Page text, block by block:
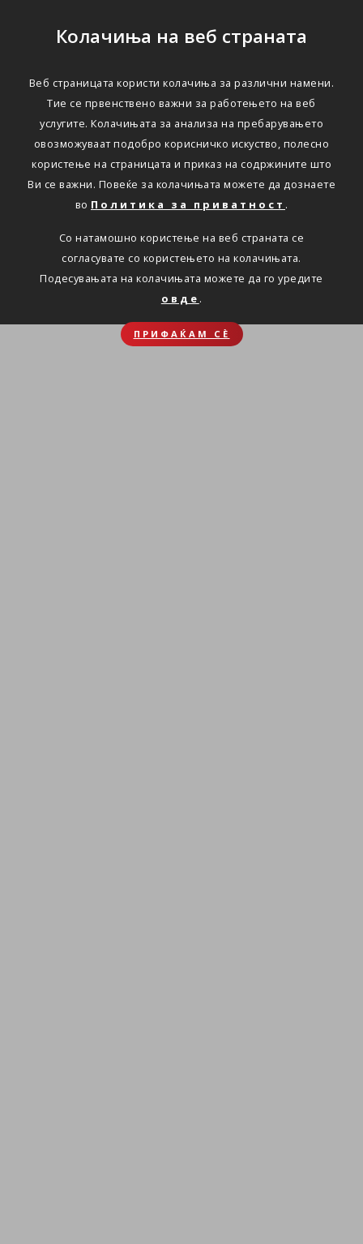
Колачиња на веб страната
Веб страницата користи колачиња за различни намени.
Тие се првенствено важни за работењето на веб
услугите. Колачињата за анализа на пребарувањето
овозможуваат подобро корисничко искуство, полесно
користење на страницата и приказ на содржините што
Ви се важни. Повеќе за колачињата можете да дознаете
во Политика за приватност .
Со натамошно користење на веб страната се
согласувате со користењето на колачињата.
Подесувањата на колачињата можете да го уредите
овде .
ПРИФАЌАМ СЀ